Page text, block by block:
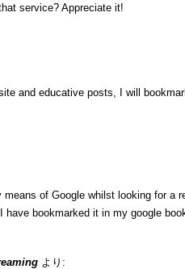
service? Appreciate it!
and educative posts, I will
of Google whilst looking for a
have bookmarked it in my google
より: